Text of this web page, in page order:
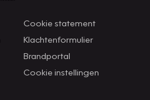
Cookie statement
Klachtenformulier
Brandportal
Cookie instellingen